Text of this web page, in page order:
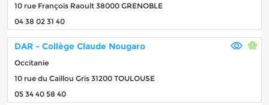
10 rue François Raoult 38000 GRENOBLE
04 38 02 31 40
DAR - Collège Claude Nougaro
Occitanie
10 rue du Caillou Gris 31200 TOULOUSE
05 34 40 58 40